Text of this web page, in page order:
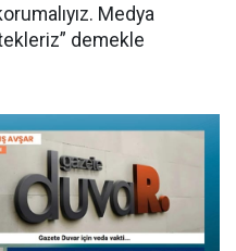
Medya
demekle